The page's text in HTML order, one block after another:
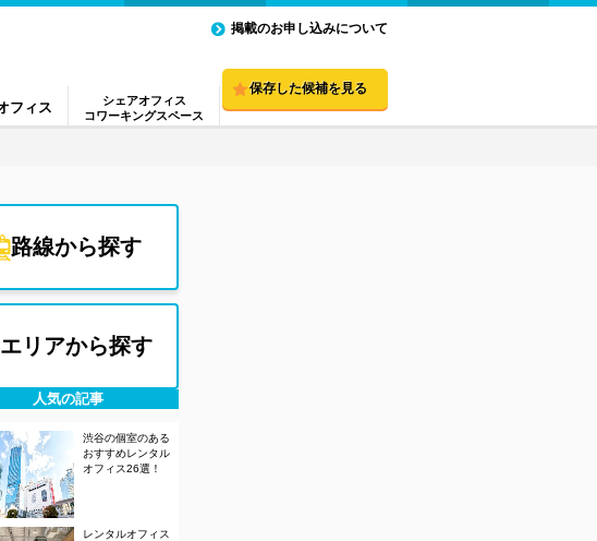
フィス
シェアオフィス
コワーキングスペース
掲載のお申し込みについて
保存した候補を見る
路線から探す
エリアから探す
人気の記事
渋谷の個室のある
おすすめレンタル
オフィス26選！
レンタルオフィス